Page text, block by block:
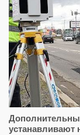
устанавливают